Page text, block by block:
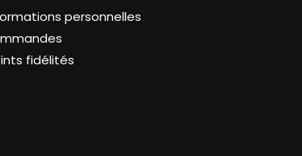
personnelles
fidélités